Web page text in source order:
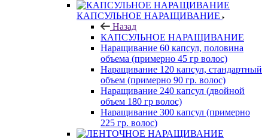
КАПСУЛЬНОЕ НАРАЩИВАНИЕ
Назад
КАПСУЛЬНОЕ НАРАЩИВАНИЕ
Наращивание 60 капсул, половина
объема (примерно 45 гр волос)
Наращивание 120 капсул, стандартный
объем (примерно 90 гр. волос)
Наращивание 240 капсул (двойной
объем 180 гр волос)
Наращивание 300 капсул (примерно
225 гр. волос)